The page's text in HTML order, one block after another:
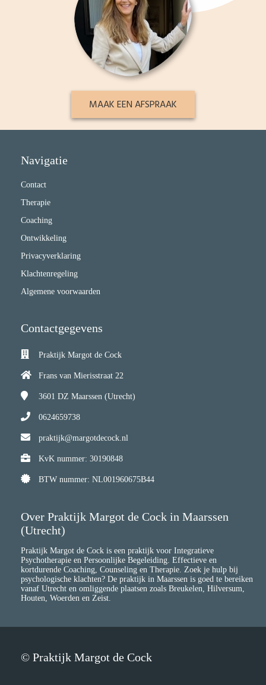
MAAK EEN AFSPRAAK
Navigatie
Contact
Therapie
Coaching
Ontwikkeling
Privacyverklaring
Klachtenregeling
Algemene voorwaarden
Contactgegevens
Praktijk Margot de Cock
Frans van Mierisstraat 22
3601 DZ Maarssen (Utrecht)
0624659738
praktijk@margotdecock.nl
KvK nummer: 30190848
BTW nummer: NL001960675B44
Over Praktijk Margot de Cock in Maarssen
(Utrecht)
Praktijk Margot de Cock is een praktijk voor Integratieve
Psychotherapie en Persoonlijke Begeleiding. Effectieve en
kortdurende Coaching, Counseling en Therapie. Zoek je hulp bij
psychologische klachten? De praktijk in Maarssen is goed te bereiken
vanaf Utrecht en omliggende plaatsen zoals Breukelen, Hilversum,
Houten, Woerden en Zeist.
© Praktijk Margot de Cock